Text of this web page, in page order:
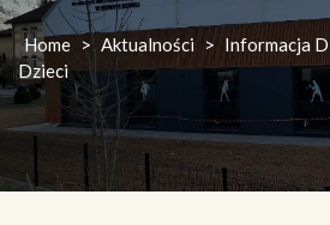
Home > Aktualności > Informacja
Dzieci